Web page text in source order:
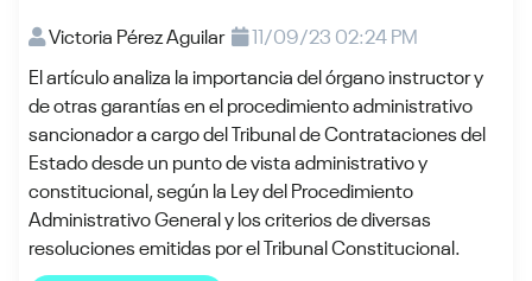
Victoria Pérez Aguilar
11/09/23 02:24 PM
El artículo analiza la importancia del órgano instructor y
de otras garantías en el procedimiento administrativo
sancionador a cargo del Tribunal de Contrataciones del
Estado desde un punto de vista administrativo y
constitucional, según la Ley del Procedimiento
Administrativo General y los criterios de diversas
resoluciones emitidas por el Tribunal Constitucional.